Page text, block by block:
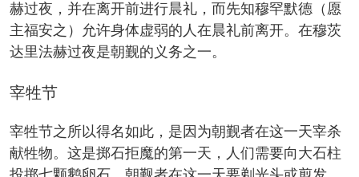
赫过夜，并在离开前进行晨礼，而先知穆罕默德（愿
主福安之）允许身体虚弱的人在晨礼前离开。在穆茨
达里法赫过夜是朝觐的义务之一。
宰牲节
宰牲节之所以得名如此，是因为朝觐者在这一天宰杀
献牲物。这是掷石拒魔的第一天，人们需要向大石柱